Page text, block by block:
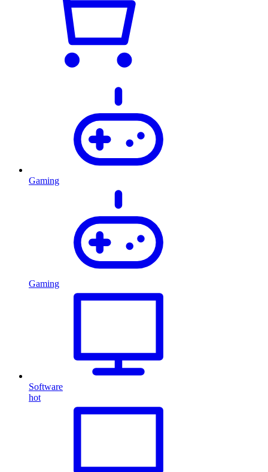
Gaming
Gaming
Software
hot